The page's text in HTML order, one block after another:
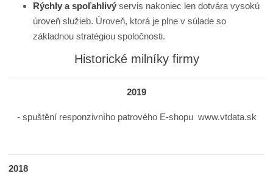
Rýchly a spoľahlivý servis nakoniec len dotvára vysokú
úroveň služieb. Úroveň, ktorá je plne v súlade so
základnou stratégiou spoločnosti.
Historické milníky firmy
2019
- spuštění responzivního patrového E-shopu www.vtdata.sk
2018